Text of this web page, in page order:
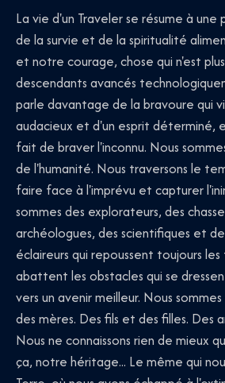
La vie d'un Traveler se résume à
de la survie et de la spiritualité
et notre courage, chose qui n'est
descendants avancés
parle davantage de la bravoure qui
audacieux et d'un esprit déterminé,
fait de braver l'inconnu. Nous
de l'humanité. Nous traversons le
faire face à l'imprévu et capturer
sommes des explorateurs, des
archéologues, des scientifiques et
éclaireurs qui repoussent toujours
abattent les obstacles qui se
vers un avenir meilleur. Nous
des mères. Des fils et des filles. Des
Nous ne connaissons rien de mieux
ça, notre héritage... Le même qui